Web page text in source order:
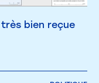
bien reçue